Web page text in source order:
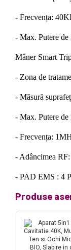
- Frecvența:
- Max. Putere de
Mâner Smart
- Zona de
- Măsură
- Max. Putere
- Frecvența:
- Adâncimea
- PAD EMS : 4
Produse